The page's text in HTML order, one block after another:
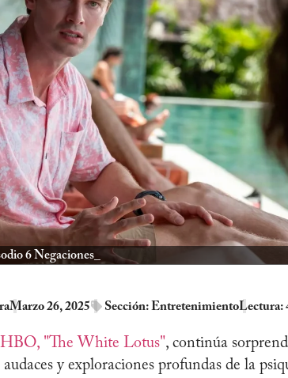
6 Negaciones_
Marzo 26, 2025 Sección:EntretenimientoLectura:
HBO, "The White Lotus", continúa
y exploraciones profundas de la